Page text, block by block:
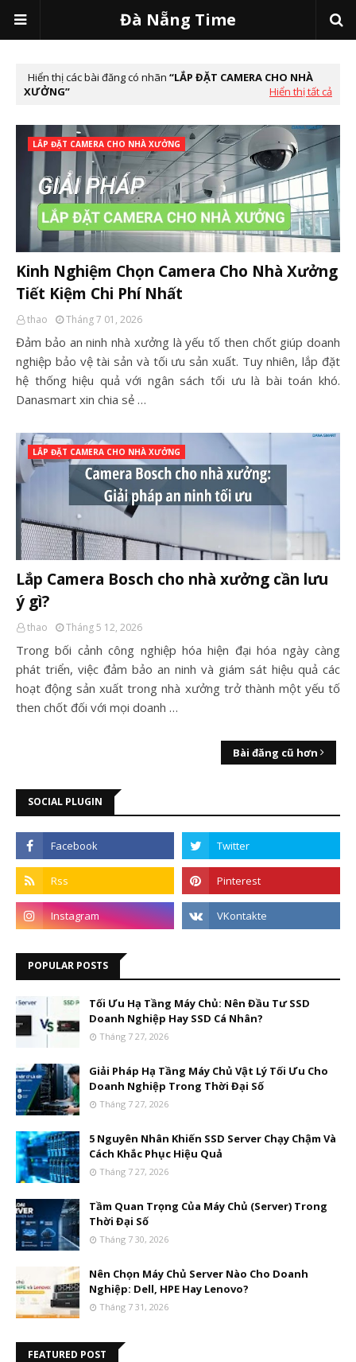
Đà Nẵng Time
Hiển thị các bài đăng có nhãn
LẮP ĐẶT CAMERA CHO NHÀ
XƯỞNG
Hiển thị tất cả
LẮP ĐẶT CAMERA CHO NHÀ XƯỞNG
Kinh Nghiệm Chọn Camera Cho Nhà Xưởng
Tiết Kiệm Chi Phí Nhất
thao Tháng 7 01, 2026
Đảm bảo an ninh nhà xưởng là yếu tố then chốt giúp doanh
nghiệp bảo vệ tài sản và tối ưu sản xuất. Tuy nhiên, lắp đặt
hệ thống hiệu quả với ngân sách tối ưu là bài toán khó.
Danasmart xin chia sẻ …
LẮP ĐẶT CAMERA CHO NHÀ XƯỞNG
Lắp Camera Bosch cho nhà xưởng cần lưu
ý gì?
thao Tháng 5 12, 2026
Trong bối cảnh công nghiệp hóa hiện đại hóa ngày càng
phát triển, việc đảm bảo an ninh và giám sát hiệu quả các
hoạt động sản xuất trong nhà xưởng trở thành một yếu tố
then chốt đối với mọi doanh …
Bài đăng cũ hơn
SOCIAL PLUGIN
POPULAR POSTS
Tối Ưu Hạ Tầng Máy Chủ: Nên Đầu Tư SSD
Doanh Nghiệp Hay SSD Cá Nhân?
Tháng 7 27, 2026
Giải Pháp Hạ Tầng Máy Chủ Vật Lý Tối Ưu Cho
Doanh Nghiệp Trong Thời Đại Số
Tháng 7 27, 2026
5 Nguyên Nhân Khiến SSD Server Chạy Chậm Và
Cách Khắc Phục Hiệu Quả
Tháng 7 27, 2026
Tầm Quan Trọng Của Máy Chủ (Server) Trong
Thời Đại Số
Tháng 7 30, 2026
Nên Chọn Máy Chủ Server Nào Cho Doanh
Nghiệp: Dell, HPE Hay Lenovo?
Tháng 7 31, 2026
FEATURED POST